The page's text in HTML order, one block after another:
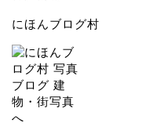
にほんブログ村